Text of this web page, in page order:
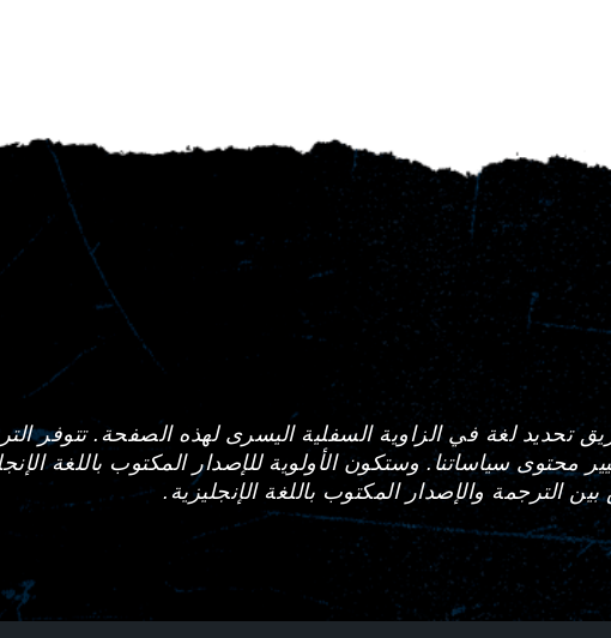
تحديد لغة في الزاوية السفلية اليسرى لهذه الصفحة. تتوفر
سياساتنا. وستكون الأولوية للإصدار المكتوب باللغة
والإصدار المكتوب باللغة الإنجليزية.